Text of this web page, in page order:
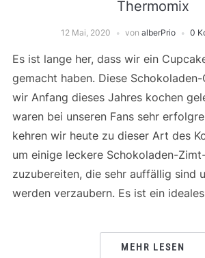
Thermomix
12 Mai, 2020 von alberPrio 0
Es ist lange her, dass wir ein
gemacht haben. Diese
wir Anfang dieses Jahres kochen
waren bei unseren Fans sehr
kehren wir heute zu dieser Art des
um einige leckere Schokoladen-
zuzubereiten, die sehr auffällig sind
werden verzaubern. Es ist ein
MEHR LESEN